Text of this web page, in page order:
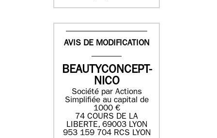
AVIS DE MODIFICATION
BEAUTYCONCEPT-
NICO
Société par Actions
Simplifiée au capital de
1000 €
74 COURS DE LA
LIBERTE, 69003 LYON
953 159 704 RCS LYON